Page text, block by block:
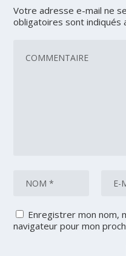
Votre adresse e-mail ne
obligatoires sont indiqués
Enregistrer mon nom,
navigateur pour mon